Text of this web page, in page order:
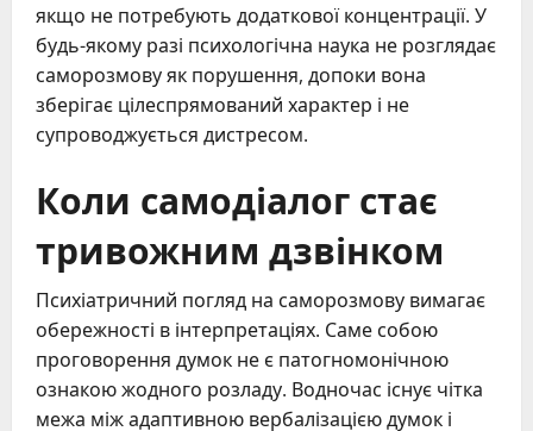
якщо не потребують додаткової концентрації. У
будь-якому разі психологічна наука не розглядає
саморозмову як порушення, допоки вона
зберігає цілеспрямований характер і не
супроводжується дистресом.
Коли самодіалог стає
тривожним дзвінком
Психіатричний погляд на саморозмову вимагає
обережності в інтерпретаціях. Саме собою
проговорення думок не є патогномонічною
ознакою жодного розладу. Водночас існує чітка
межа між адаптивною вербалізацією думок і